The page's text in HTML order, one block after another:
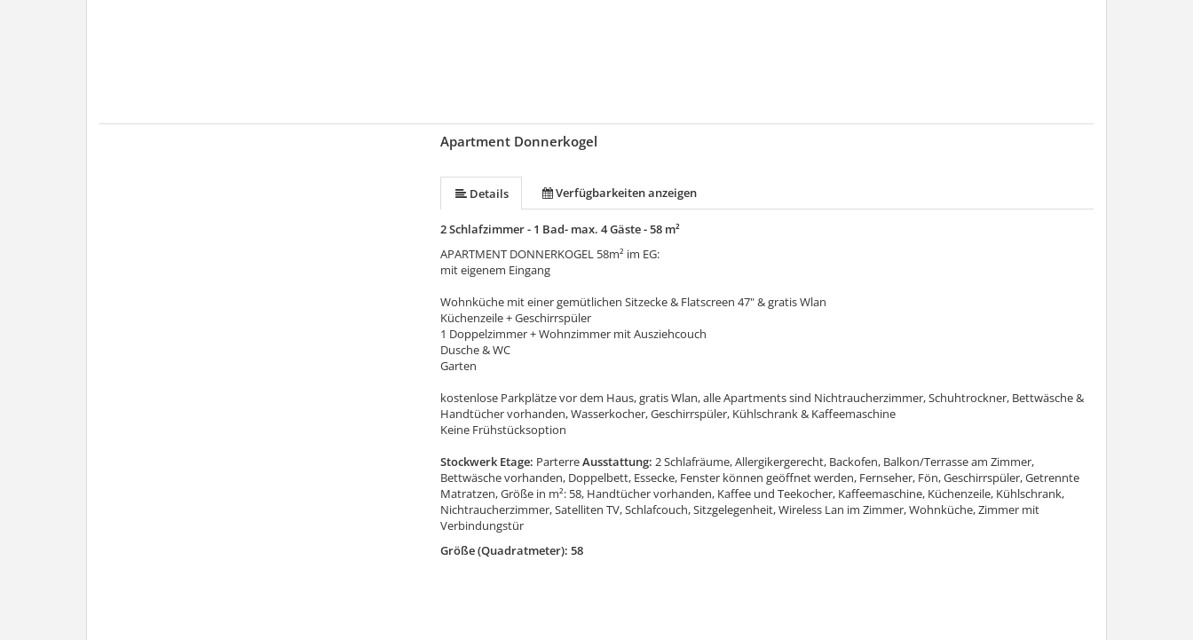
Apartment Donnerkogel
Details Verfügbarkeiten anzeigen
2 Schlafzimmer - 1 Bad- max. 4 Gäste - 58 m²
APARTMENT DONNERKOGEL 58m² im EG:
mit eigenem Eingang
Wohnküche mit einer gemütlichen Sitzecke & Flatscreen 47" & gratis Wlan
Küchenzeile + Geschirrspüler
1 Doppelzimmer + Wohnzimmer mit Ausziehcouch
Dusche & WC
Garten
kostenlose Parkplätze vor dem Haus, gratis Wlan, alle Apartments sind Nichtraucherzimmer, Schuhtrockner, Bettwäsche &
Handtücher vorhanden, Wasserkocher, Geschirrspüler, Kühlschrank & Kaffeemaschine
Keine Frühstücksoption
Stockwerk Etage: ParterreAusstattung: 2 Schlafräume, Allergikergerecht, Backofen, Balkon/Terrasse am Zimmer,
Bettwäsche vorhanden, Doppelbett, Essecke, Fenster können geöffnet werden, Fernseher, Fön, Geschirrspüler, Getrennte
Matratzen, Größe in m²: 58, Handtücher vorhanden, Kaffee und Teekocher, Kaffeemaschine, Küchenzeile, Kühlschrank,
Nichtraucherzimmer, Satelliten TV, Schlafcouch, Sitzgelegenheit, Wireless Lan im Zimmer, Wohnküche, Zimmer mit
Verbindungstür
Größe (Quadratmeter): 58